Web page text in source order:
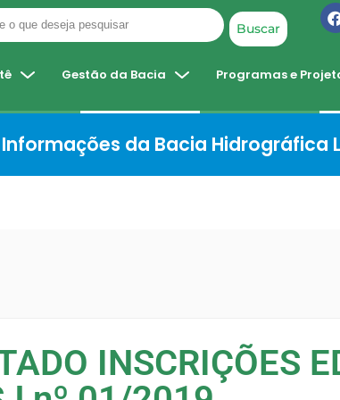
Buscar
Gestão da Bacia Programas e
da Bacia Hidrográfica
INSCRIÇÕES